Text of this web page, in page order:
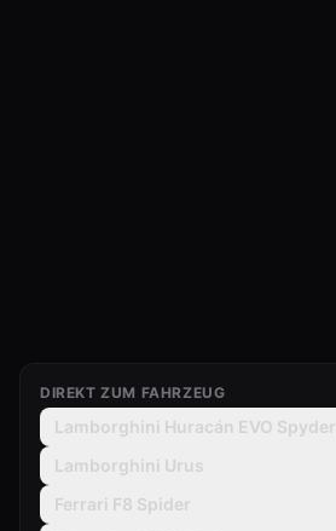
DIREKT ZUM FAHRZEUG
Lamborghini Huracán EVO Spyder
Lamborghini Urus
Ferrari F8 Spider